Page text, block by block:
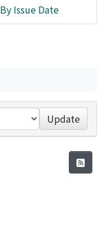
By Issue Date
Update